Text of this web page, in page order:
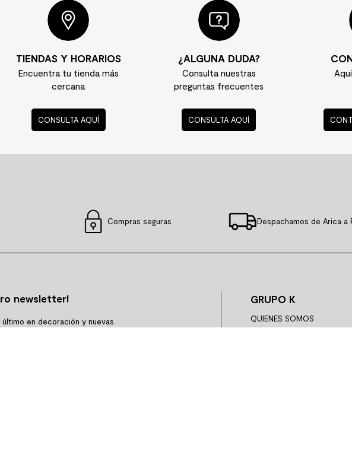
TIENDAS Y HORARIOS
Encuentra tu tienda más
cercana
CONSULTA AQUÍ
¿ALGUNA DUDA?
Consulta nuestras
preguntas frecuentes
CONSULTA AQUÍ
Compras seguras Despachamos de Arica a
newsletter!
en decoración y nuevas
GRUPO K
QUIENES SOMOS